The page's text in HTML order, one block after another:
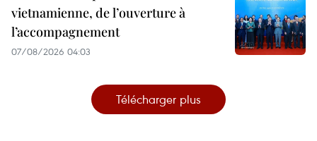
vietnamienne, de l’ouverture à
l’accompagnement
07/08/2026 04:03
Télécharger plus